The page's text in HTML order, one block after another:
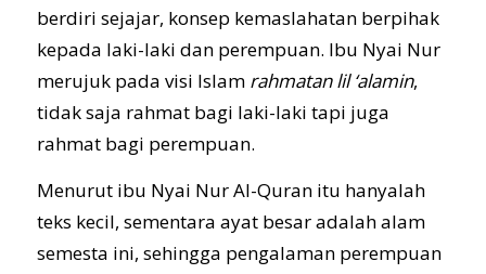
berdiri sejajar, konsep kemaslahatan berpihak
kepada laki-laki dan perempuan. Ibu Nyai Nur
merujuk pada visi Islam rahmatan lil ‘alamin,
tidak saja rahmat bagi laki-laki tapi juga
rahmat bagi perempuan.
Menurut ibu Nyai Nur Al-Quran itu hanyalah
teks kecil, sementara ayat besar adalah alam
semesta ini, sehingga pengalaman perempuan